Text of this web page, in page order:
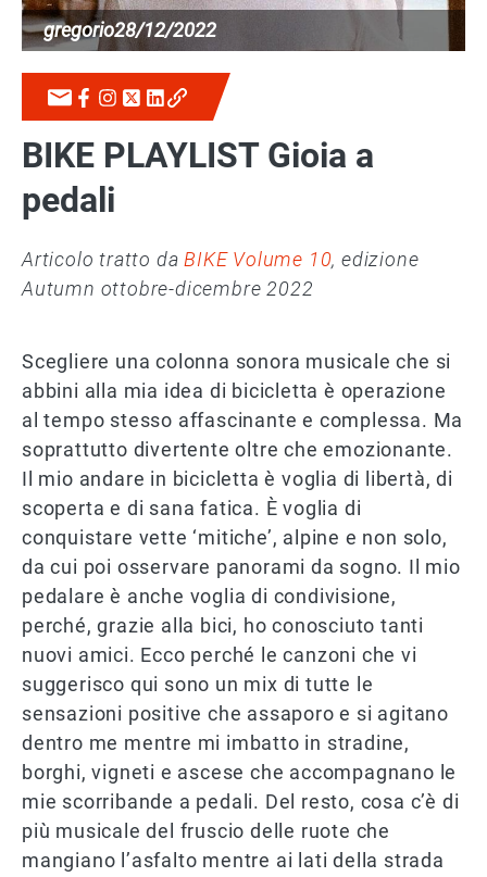
gregorio28/12/2022
BIKE PLAYLIST Gioia a
pedali
Articolo tratto daBIKE Volume 10, edizione
Autumn ottobre-dicembre 2022
Scegliere una colonna sonora musicale che si
abbini alla mia idea di bicicletta è operazione
al tempo stesso affascinante e complessa. Ma
soprattutto divertente oltre che emozionante.
Il mio andare in bicicletta è voglia di libertà, di
scoperta e di sana fatica. È voglia di
conquistare vette ‘mitiche’, alpine e non solo,
da cui poi osservare panorami da sogno. Il mio
pedalare è anche voglia di condivisione,
perché, grazie alla bici, ho conosciuto tanti
nuovi amici. Ecco perché le canzoni che vi
suggerisco qui sono un mix di tutte le
sensazioni positive che assaporo e si agitano
dentro me mentre mi imbatto in stradine,
borghi, vigneti e ascese che accompagnano le
mie scorribande a pedali. Del resto, cosa c’è di
più musicale del fruscio delle ruote che
mangiano l’asfalto mentre ai lati della strada